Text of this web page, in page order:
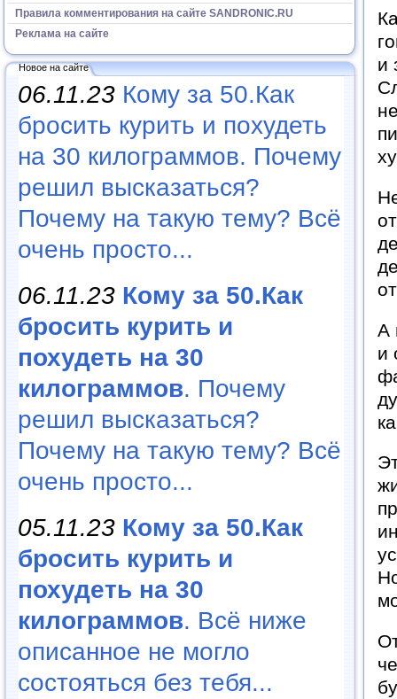
Правила комментирования на сайте SANDRONIC.RU
Реклама на сайте
Новое на сайте
06.11.23 Кому за 50.Как
бросить курить и похудеть
на 30 килограммов. Почему
решил высказаться?
Почему на такую тему? Всё
очень просто...
06.11.23 Кому за 50.Как
бросить курить и
похудеть на 30
килограммов. Почему
решил высказаться?
Почему на такую тему? Всё
очень просто...
05.11.23 Кому за 50.Как
бросить курить и
похудеть на 30
килограммов. Всё ниже
описанное не могло
состояться без тебя...
и
А
и